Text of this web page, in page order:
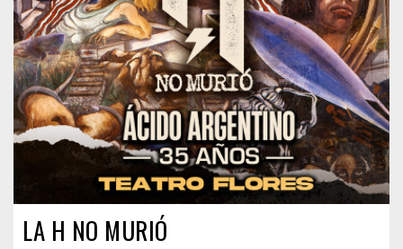
LA H NO MURIÓ